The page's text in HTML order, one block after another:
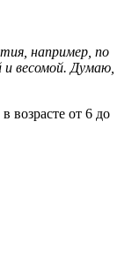
например, по
весомой. Думаю,
возрасте от 6 до